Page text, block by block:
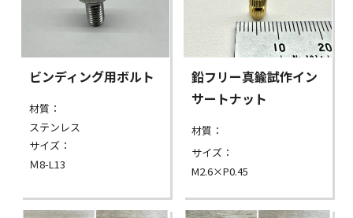
ビンディング用ボルト
材質：
ステンレス
サイズ：
Ｍ8-L13
鉛フリー真鍮試作イン
サートナット
材質：
サイズ：
M2.6×P0.45